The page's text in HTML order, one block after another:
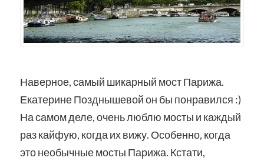
Наверное, самый шикарный мост Парижа.
Екатерине Позднышевой он бы понравился :)
На самом деле, очень люблю мосты и каждый
раз кайфую, когда их вижу. Особенно, когда
это необычные мосты Парижа. Кстати,